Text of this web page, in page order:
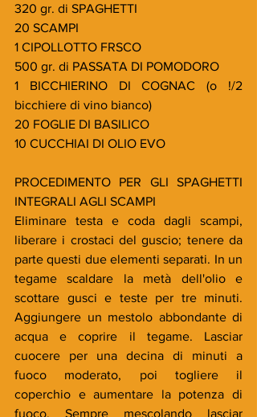
320 gr. di SPAGHETTI
20 SCAMPI
1 CIPOLLOTTO FRSCO
500 gr. di PASSATA DI POMODORO
1 BICCHIERINO DI COGNAC (o !/2
bicchiere di vino bianco)
20 FOGLIE DI BASILICO
10 CUCCHIAI DI OLIO EVO
PROCEDIMENTO PER GLI SPAGHETTI
INTEGRALI AGLI SCAMPI
Eliminare testa e coda dagli scampi,
liberare i crostaci del guscio; tenere da
parte questi due elementi separati. In un
tegame scaldare la metà dell'olio e
scottare gusci e teste per tre minuti.
Aggiungere un mestolo abbondante di
acqua e coprire il tegame. Lasciar
cuocere per una decina di minuti a
fuoco moderato, poi togliere il
coperchio e aumentare la potenza di
fuoco. Sempre mescolando lasciar